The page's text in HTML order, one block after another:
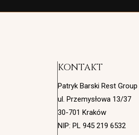
KONTAKT
Patryk Barski Rest Group
ul. Przemysłowa 13/37
30-701 Kraków
NIP: PL 945 219 6532